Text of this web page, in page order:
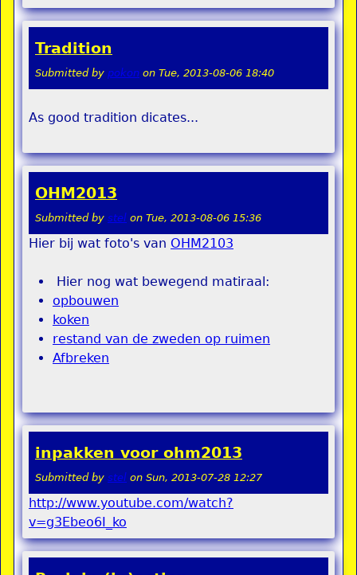
Tradition
Submitted by pokon on Tue, 2013-08-06 18:40
As good tradition dicates...
OHM2013
Submitted by stel on Tue, 2013-08-06 15:36
Hier bij wat foto's van OHM2103
Hier nog wat bewegend matiraal:
opbouwen
koken
restand van de zweden op ruimen
Afbreken
inpakken voor ohm2013
Submitted by stel on Sun, 2013-07-28 12:27
http://www.youtube.com/watch?
v=g3Ebeo6I_ko